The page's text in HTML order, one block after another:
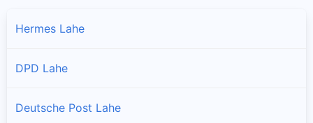
Hermes Lahe
DPD Lahe
Deutsche Post Lahe